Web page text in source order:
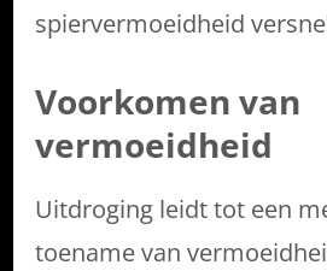
spiervermoeidheid
Voorkomen van
vermoeidheid
Uitdroging leidt tot een
toename van